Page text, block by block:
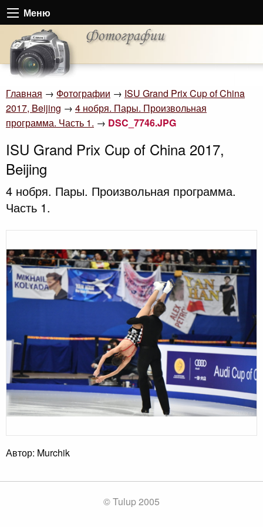
Меню
Главная → Фотографии → ISU Grand Prix Cup of China
2017, Beijing → 4 нобря. Пары. Произвольная
программа. Часть 1. → DSC_7746.JPG
ISU Grand Prix Cup of China 2017,
Beijing
4 нобря. Пары. Произвольная программа.
Часть 1.
Автор: Murchik
© Tulup 2005